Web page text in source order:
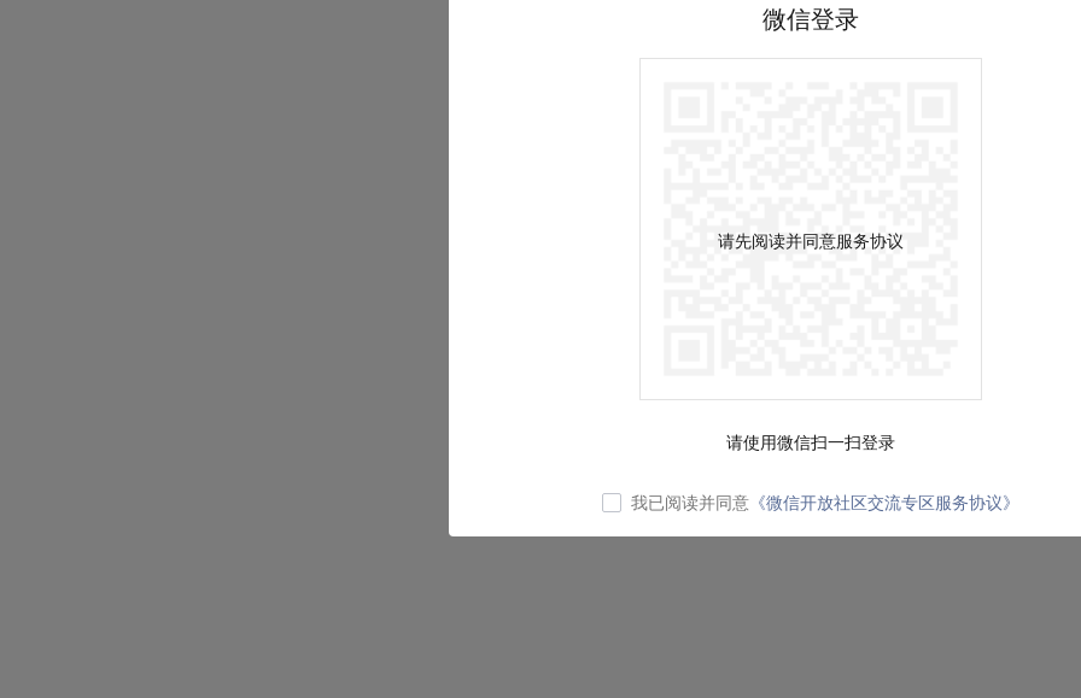
微信登录
请先阅读并同意服务协议
请使用微信扫一扫登录
我已阅读并同意 《微信开放社区交流专区服务协议》